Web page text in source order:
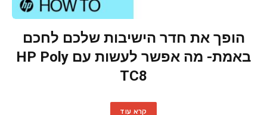
הופך את חדר הישיבות שלכם לחכם
באמת- מה אפשר לעשות עם HP Poly
TC8
קרא עוד